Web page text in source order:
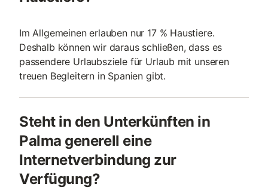
Im Allgemeinen erlauben nur 17 % Haustiere.
Deshalb können wir daraus schließen, dass es
passendere Urlaubsziele für Urlaub mit unseren
treuen Begleitern in Spanien gibt.
Steht in den Unterkünften in
Palma generell eine
Internetverbindung zur
Verfügung?